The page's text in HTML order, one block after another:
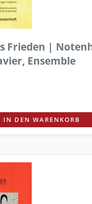
Frieden |
Ensemble
IN DEN WARENKORB